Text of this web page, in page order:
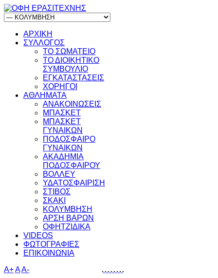
ΑΡΧΙΚΗ
ΣΥΛΛΟΓΟΣ
ΤΟ ΣΩΜΑΤΕΙΟ
ΤΟ ΔΙΟΙΚΗΤΙΚΟ
ΣΥΜΒΟΥΛΙΟ
ΕΓΚΑΤΑΣΤΑΣΕΙΣ
ΧΟΡΗΓΟΙ
ΑΘΛΗΜΑΤΑ
ΑΝΑΚΟΙΝΩΣΕΙΣ
ΜΠΑΣΚΕΤ
ΜΠΑΣΚΕΤ
ΓΥΝΑΙΚΩΝ
ΠΟΔΟΣΦΑΙΡΟ
ΓΥΝΑΙΚΩΝ
ΑΚΑΔΗΜΙΑ
ΠΟΔΟΣΦΑΙΡΟΥ
ΒΟΛΛΕΥ
ΥΔΑΤΟΣΦΑΙΡΙΣΗ
ΣΤΙΒΟΣ
ΣΚΑΚΙ
ΚΟΛΥΜΒΗΣΗ
ΑΡΣΗ ΒΑΡΩΝ
ΟΦΗΤΖΙΔΙΚΑ
VIDEOS
ΦΩΤΟΓΡΑΦΙΕΣ
ΕΠΙΚΟΙΝΩΝΙΑ
A+AA-